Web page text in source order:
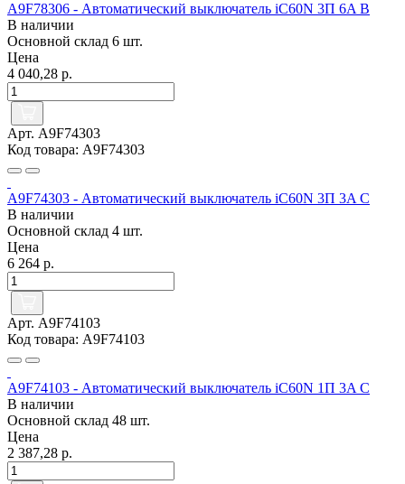
A9F78306 - Автоматический выключатель iC60N 3П 6A B
В наличии
Основной склад 6 шт.
Цена
4 040,28 р.
Арт. A9F74303
Код товара: A9F74303
A9F74303 - Автоматический выключатель iC60N 3П 3A C
В наличии
Основной склад 4 шт.
Цена
6 264 р.
Арт. A9F74103
Код товара: A9F74103
A9F74103 - Автоматический выключатель iC60N 1П 3A C
В наличии
Основной склад 48 шт.
Цена
2 387,28 р.